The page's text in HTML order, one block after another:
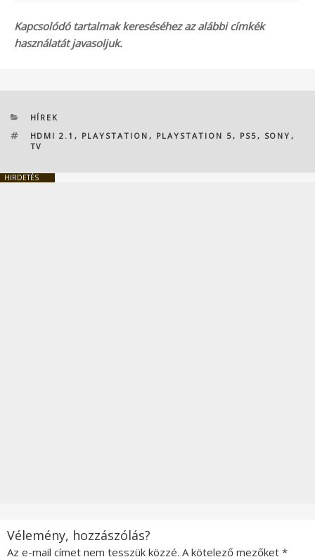
Kapcsolódó tartalmak kereséséhez az alábbi címkék
használatát javasoljuk.
KATEGÓRIÁK
HÍREK
CÍMKÉK
HDMI 2.1 , PLAYSTATION , PLAYSTATION 5, PS5, SONY ,
TV
HIRDETÉS
Vélemény, hozzászólás?
Az e-mail címet nem tesszük közzé. A kötelező mezőket *